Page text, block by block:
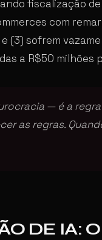
fiscalização
com
(3) sofrem
a R$50 milhões
— é a
as regras.
DE IA: